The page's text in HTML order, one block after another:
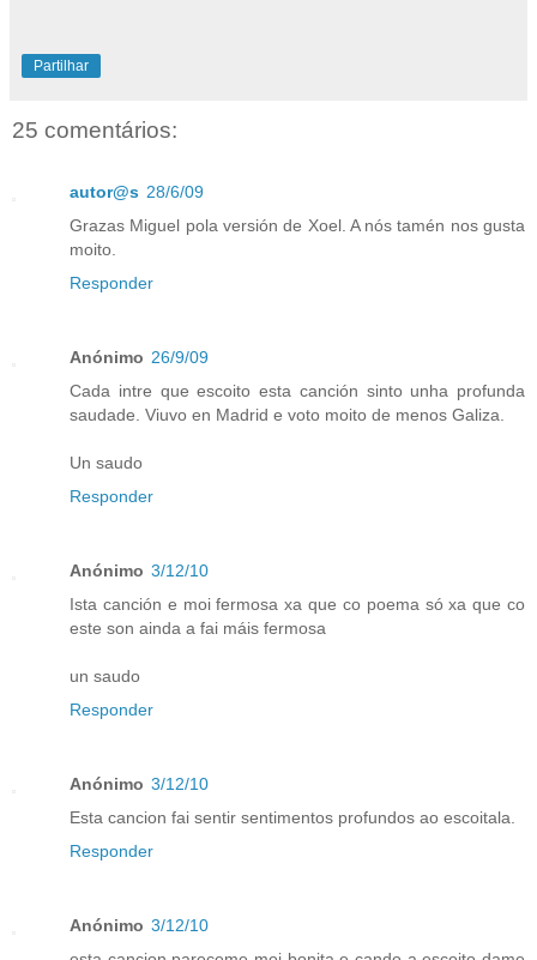
Partilhar
25 comentários:
autor@s 28/6/09
Grazas Miguel pola versión de Xoel. A nós tamén nos gusta
moito.
Responder
Anónimo 26/9/09
Cada intre que escoito esta canción sinto unha profunda
saudade. Viuvo en Madrid e voto moito de menos Galiza.
Un saudo
Responder
Anónimo 3/12/10
Ista canción e moi fermosa xa que co poema só xa que co
este son ainda a fai máis fermosa
un saudo
Responder
Anónimo 3/12/10
Esta cancion fai sentir sentimentos profundos ao escoitala.
Responder
Anónimo 3/12/10